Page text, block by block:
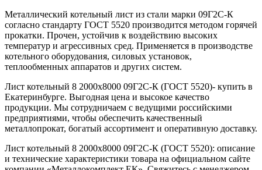
Металлический котельный лист из стали марки 09Г2С-К
согласно стандарту ГОСТ 5520 производится методом горячей
прокатки. Прочен, устойчив к воздействию высоких
температур и агрессивных сред. Применяется в производстве
котельного оборудования, силовых установок,
теплообменных аппаратов и других систем.
Лист котельный 8 2000х8000 09Г2С-К (ГОСТ 5520)- купить в
Екатеринбурге. Выгодная цена и высокое качество
продукции. Мы сотрудничаем с ведущими российскими
предприятиями, чтобы обеспечить качественный
металлопрокат, богатый ассортимент и оперативную доставку.
Лист котельный 8 2000х8000 09Г2С-К (ГОСТ 5520): описание
и технические характеристики товара на официальном сайте